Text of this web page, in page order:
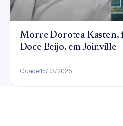
Morre Dorotea Kasten,
Doce Beijo, em Joinville
Cidade15/07/2026